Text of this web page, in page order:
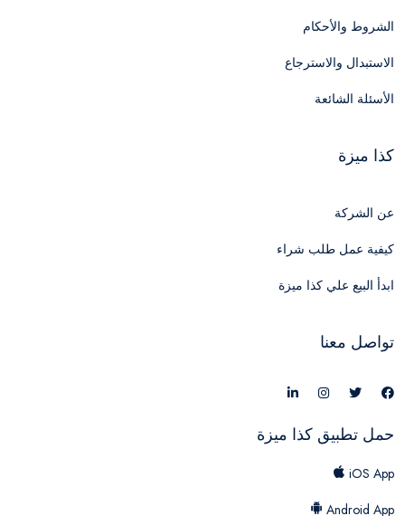
الشروط والأحكام
الاستبدال والاسترجاع
الأسئلة الشائعة
كذا ميزة
عن الشركة
كيفية عمل طلب شراء
ابدأ البيع علي كذا ميزة
تواصل معنا
حمل تطبيق كذا ميزة
iOS App
Android App